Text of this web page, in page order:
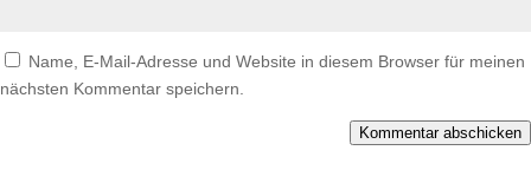
Name, E-Mail-Adresse und Website in diesem Browser für meinen
nächsten Kommentar speichern.
Kommentar abschicken